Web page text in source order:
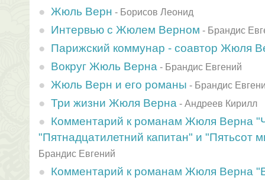
Жюль Верн - Борисов Леонид
Интервью с Жюлем Верном - Брандис
Парижский коммунар - соавтор Жюля
Вокруг Жюль Верна - Брандис Евгений
Жюль Верн и его романы - Брандис
Три жизни Жюля Верна - Андреев Кирилл
Комментарий к романам Жюля Верна
"Пятнадцатилетний капитан" и "Пятьсот
Брандис Евгений
Комментарий к романам Жюля Верна